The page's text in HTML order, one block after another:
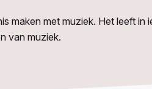
maken met muziek. Het leeft in
van muziek.